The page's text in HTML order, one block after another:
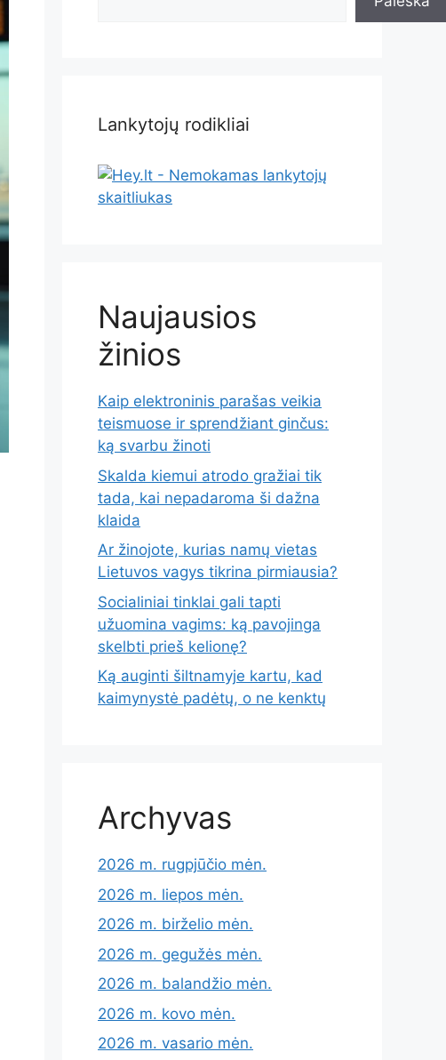
Lankytojų rodikliai
Naujausios
žinios
Kaip elektroninis parašas veikia
teismuose ir sprendžiant ginčus:
ką svarbu žinoti
Skalda kiemui atrodo gražiai tik
tada, kai nepadaroma ši dažna
klaida
Ar žinojote, kurias namų vietas
Lietuvos vagys tikrina pirmiausia?
Socialiniai tinklai gali tapti
užuomina vagims: ką pavojinga
skelbti prieš kelionę?
Ką auginti šiltnamyje kartu, kad
kaimynystė padėtų, o ne kenktų
Archyvas
2026 m. rugpjūčio mėn.
2026 m. liepos mėn.
2026 m. birželio mėn.
2026 m. gegužės mėn.
2026 m. balandžio mėn.
2026 m. kovo mėn.
2026 m. vasario mėn.